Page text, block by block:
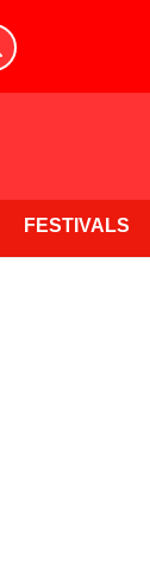
FESTIVALS